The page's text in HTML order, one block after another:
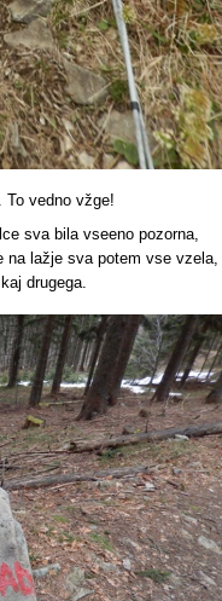
To vedno vžge!
sva bila vseeno pozorna,
na lažje sva potem vse vzela,
drugega.